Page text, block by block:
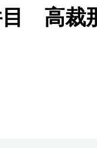
目 高裁